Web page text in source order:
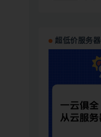
超低价服务器